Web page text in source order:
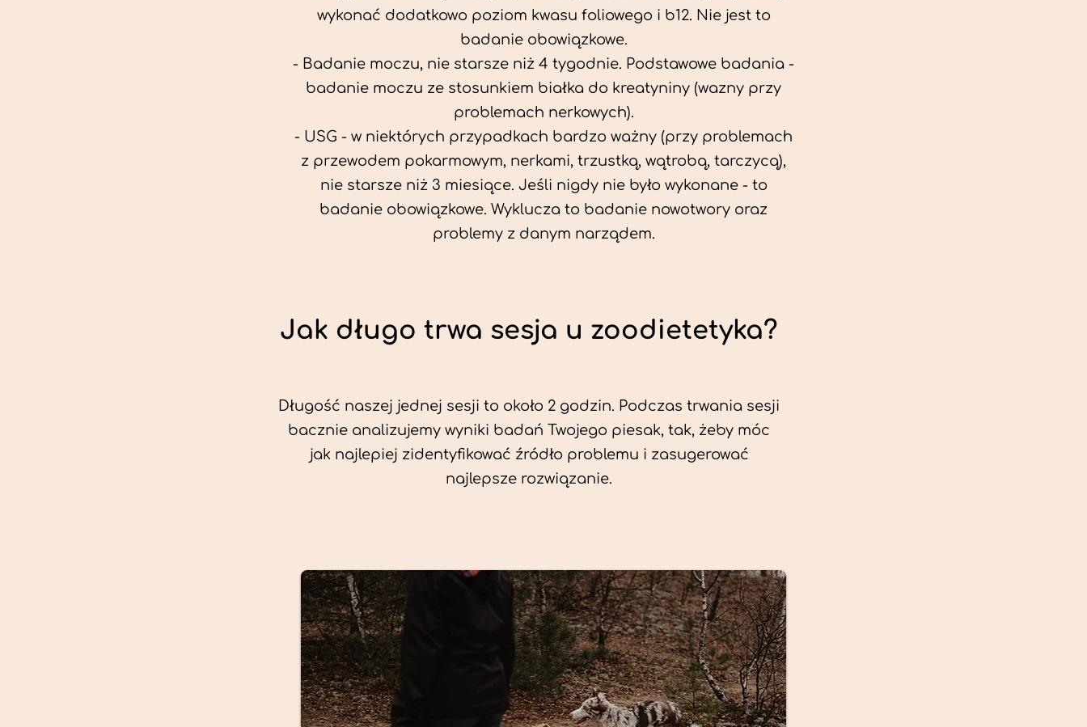
wykonać dodatkowo poziom kwasu foliowego i b12. Nie jest to
badanie obowiązkowe.
- Badanie moczu, nie starsze niż 4 tygodnie. Podstawowe badania -
badanie moczu ze stosunkiem białka do kreatyniny (wazny przy
problemach nerkowych).
- USG - w niektórych przypadkach bardzo ważny (przy problemach
z przewodem pokarmowym, nerkami, trzustką, wątrobą, tarczycą),
nie starsze niż 3 miesiące. Jeśli nigdy nie było wykonane - to
badanie obowiązkowe. Wyklucza to badanie nowotwory oraz
problemy z danym narządem.
Jak długo trwa sesja u zoodietetyka?
Długość naszej jednej sesji to około 2 godzin. Podczas trwania sesji
bacznie analizujemy wyniki badań Twojego piesak, tak, żeby móc
jak najlepiej zidentyfikować źródło problemu i zasugerować
najlepsze rozwiązanie.